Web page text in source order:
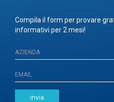
Compila il form per provare
informativi per 2 mesi!
invia